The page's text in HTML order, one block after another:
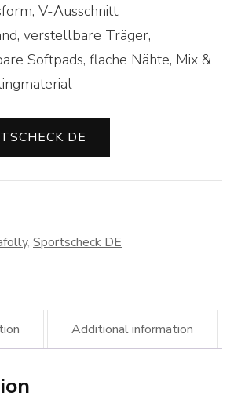
V-Ausschnitt,
verstellbare Träger,
Softpads, flache Nähte, Mix &
DE
, Sportscheck DE
Additional information